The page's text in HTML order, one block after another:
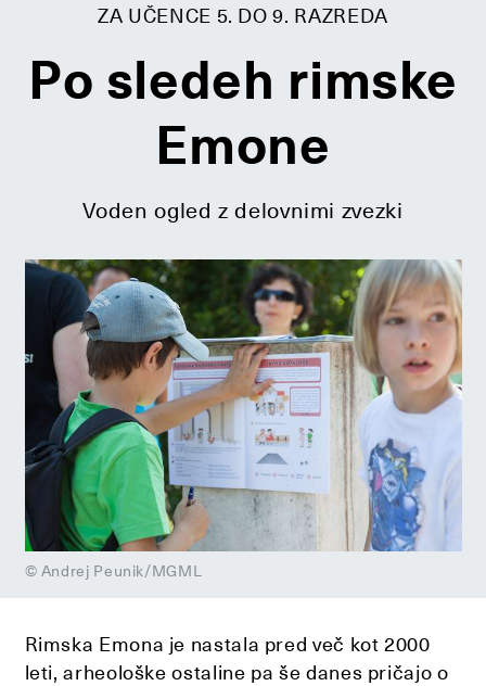
ZA UČENCE 5. DO 9. RAZREDA
Po sledeh rimske
Emone
Voden ogled z delovnimi zvezki
© Andrej Peunik/MGML
Rimska Emona je nastala pred več kot 2000
leti, arheološke ostaline pa še danes pričajo o